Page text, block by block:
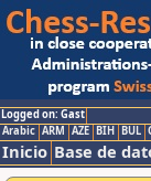
Logged on: Gast
Arabic ARM AZE BIH BUL
Inicio Base de